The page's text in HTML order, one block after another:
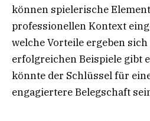
können spielerische
professionellen Kontext
welche Vorteile ergeben
erfolgreichen Beispiele gibt
könnte der Schlüssel für
engagiertere Belegschaft